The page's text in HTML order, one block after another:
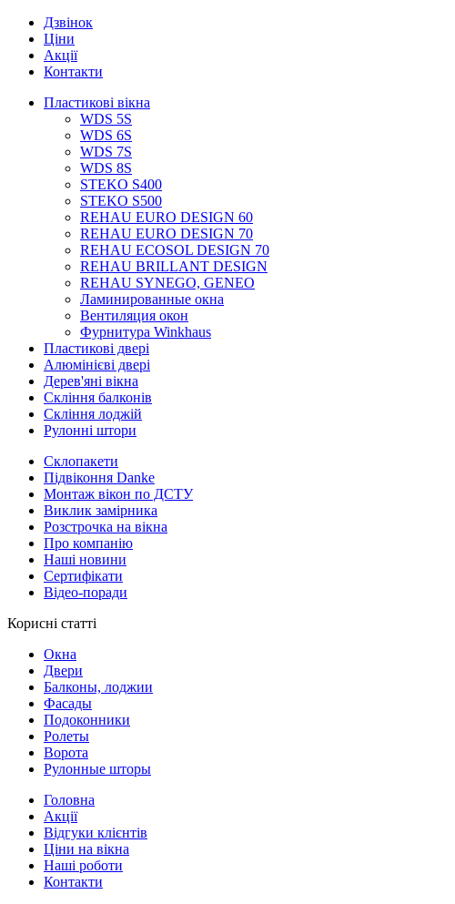
Дзвінок
Ціни
Акції
Контакти
Пластикові вікна
WDS 5S
WDS 6S
WDS 7S
WDS 8S
STEKO S400
STEKO S500
REHAU EURO DESIGN 60
REHAU EURO DESIGN 70
REHAU ECOSOL DESIGN 70
REHAU BRILLANT DESIGN
REHAU SYNEGO, GENEO
Ламинированные окна
Вентиляция окон
Фурнитура Winkhaus
Пластикові двері
Алюмінієві двері
Дерев'яні вікна
Скління балконів
Скління лоджій
Рулонні штори
Склопакети
Підвіконня Danke
Монтаж вікон по ДСТУ
Виклик замірника
Розстрочка на вікна
Про компанію
Наші новини
Сертифікати
Відео-поради
Корисні статті
Окна
Двери
Балконы, лоджии
Фасады
Подоконники
Ролеты
Ворота
Рулонные шторы
Головна
Акції
Відгуки клієнтів
Ціни на вікна
Наші роботи
Контакти